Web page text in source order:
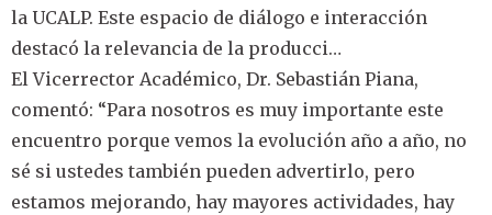
la UCALP. Este espacio de diálogo e interacción
destacó la relevancia de la producci…
El Vicerrector Académico, Dr. Sebastián Piana,
comentó: “Para nosotros es muy importante este
encuentro porque vemos la evolución año a año, no
sé si ustedes también pueden advertirlo, pero
estamos mejorando, hay mayores actividades, hay